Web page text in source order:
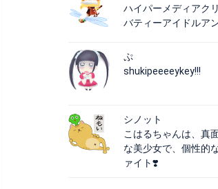
ハイパーメディアク
バティーアイドルア
ぷ
shukipeeeeykey!!!
シノット
こはるちゃんは、真
な美少女で、個性的
ァイト❣️